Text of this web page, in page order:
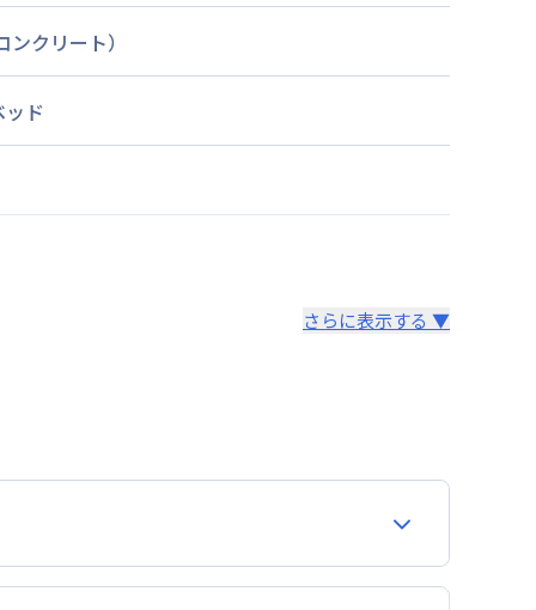
ンクリート）
ド
さらに表示する ▼
が含まれて表示されています。